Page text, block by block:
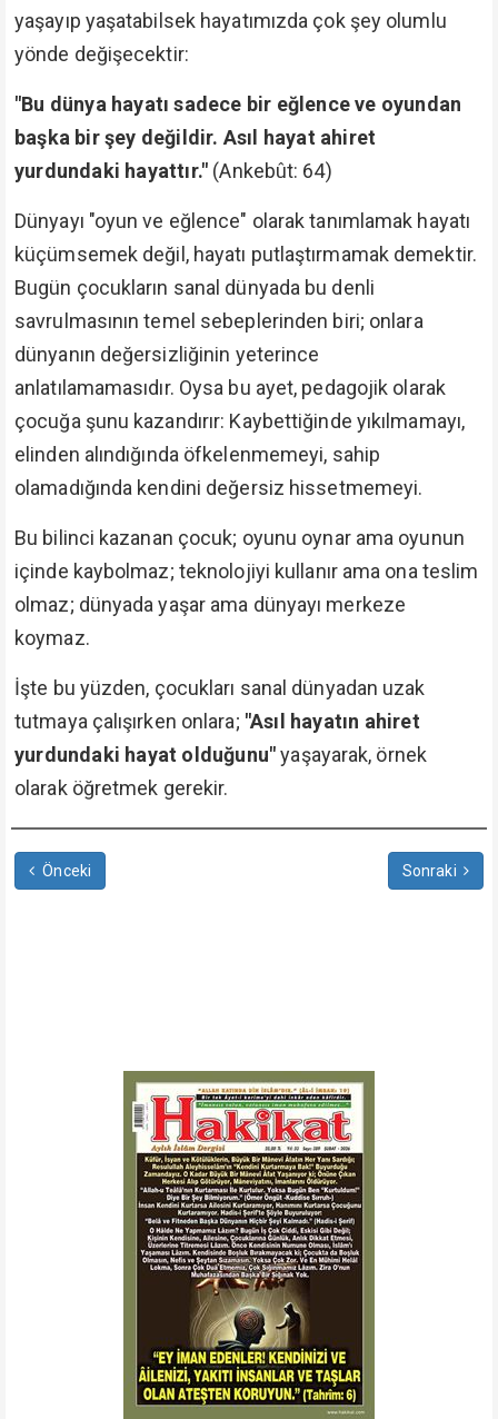
yaşayıp yaşatabilsek hayatımızda çok şey olumlu
yönde değişecektir:
"Bu dünya hayatı sadece bir eğlence ve oyundan
başka bir şey değildir. Asıl hayat ahiret
yurdundaki hayattır." (Ankebût: 64)
Dünyayı "oyun ve eğlence" olarak tanımlamak hayatı
küçümsemek değil, hayatı putlaştırmamak demektir.
Bugün çocukların sanal dünyada bu denli
savrulmasının temel sebeplerinden biri; onlara
dünyanın değersizliğinin yeterince
anlatılamamasıdır. Oysa bu ayet, pedagojik olarak
çocuğa şunu kazandırır: Kaybettiğinde yıkılmamayı,
elinden alındığında öfkelenmemeyi, sahip
olamadığında kendini değersiz hissetmemeyi.
Bu bilinci kazanan çocuk; oyunu oynar ama oyunun
içinde kaybolmaz; teknolojiyi kullanır ama ona teslim
olmaz; dünyada yaşar ama dünyayı merkeze
koymaz.
İşte bu yüzden, çocukları sanal dünyadan uzak
tutmaya çalışırken onlara; "Asıl hayatın ahiret
yurdundaki hayat olduğunu"yaşayarak, örnek
olarak öğretmek gerekir.
Önceki Sonraki